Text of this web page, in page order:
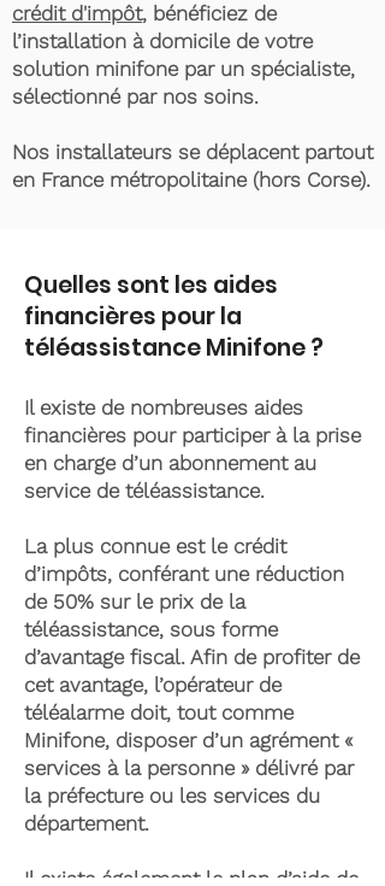
crédit d'impôt, bénéficiez de
l’installation à domicile de votre
solution minifone par un spécialiste,
sélectionné par nos soins.
Nos installateurs se déplacent partout
en France métropolitaine (hors Corse).
Quelles sont les aides
financières pour la
téléassistance Minifone ?
Il existe de nombreuses aides
financières pour participer à la prise
en charge d’un abonnement au
service de téléassistance.
La plus connue est le crédit
d’impôts, conférant une réduction
de 50% sur le prix de la
téléassistance, sous forme
d’avantage fiscal. Afin de profiter de
cet avantage, l’opérateur de
téléalarme doit, tout comme
Minifone, disposer d’un agrément «
services à la personne » délivré par
la préfecture ou les services du
département.
Il existe également le plan d’aide de